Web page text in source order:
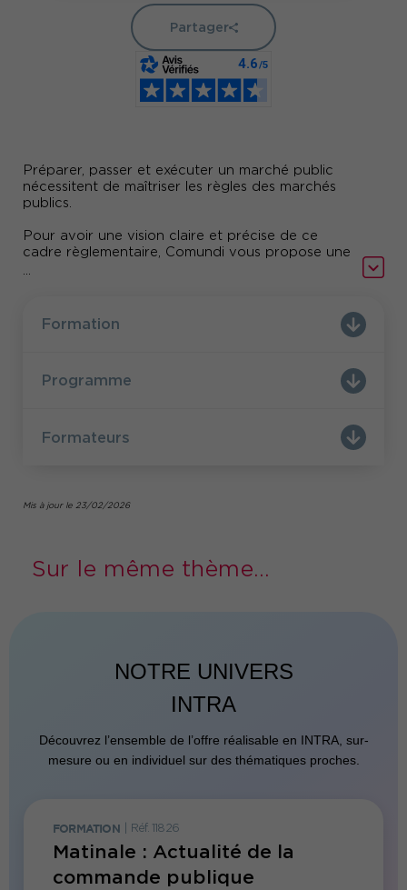
Préparer, passer et exécuter un marché public
nécessitent de maîtriser les règles des marchés
publics.
Pour avoir une vision claire et précise de ce
cadre règlementaire, Comundi vous propose une
...
Partager
Formation
Programme
Formateurs
Mis à jour le 23/02/2026
Sur le même thème...
NOTRE UNIVERS
INTRA
Découvrez l’ensemble de l’offre réalisable en INTRA, sur-
mesure ou en individuel sur des thématiques proches.
FORMATION Réf. 11826
Matinale : Actualité de la
commande publique